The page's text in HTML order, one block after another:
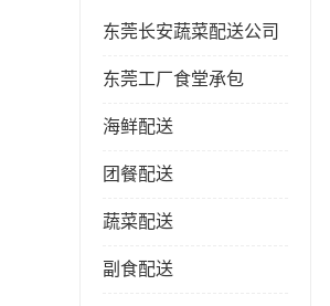
东莞长安蔬菜配送公司
东莞工厂食堂承包
海鲜配送
团餐配送
蔬菜配送
副食配送